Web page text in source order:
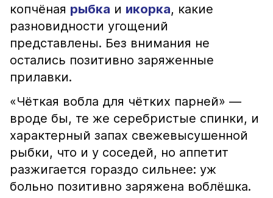
копчёная рыбка и икорка, какие
разновидности угощений
представлены. Без внимания не
остались позитивно заряженные
прилавки.
«Чёткая вобла для чётких парней» —
вроде бы, те же серебристые спинки, и
характерный запах свежевысушенной
рыбки, что и у соседей, но аппетит
разжигается гораздо сильнее: уж
больно позитивно заряжена воблёшка.